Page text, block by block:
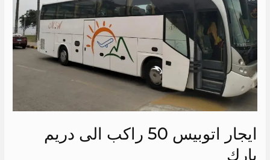
ايجار اتوبيس 50 راكب الى دريم
بارك
دريم
بارك